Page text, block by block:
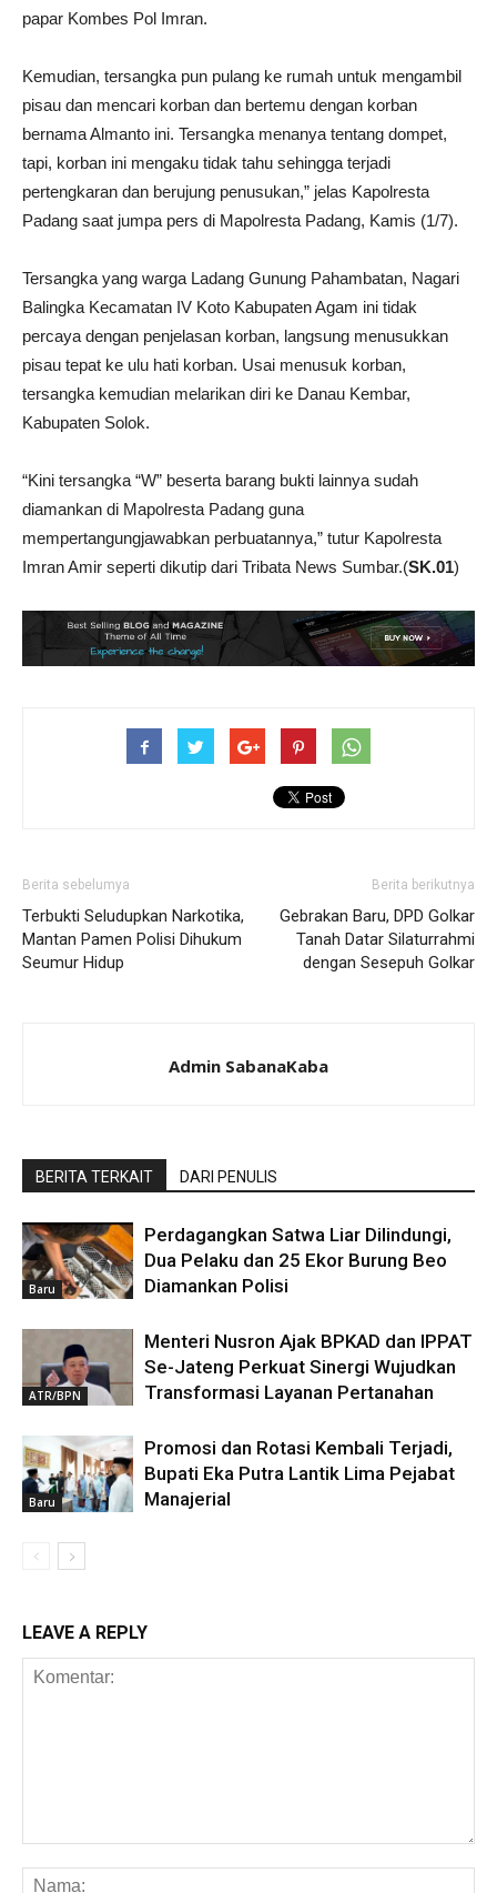
papar Kombes Pol Imran.
Kemudian, tersangka pun pulang ke rumah untuk mengambil
pisau dan mencari korban dan bertemu dengan korban
bernama Almanto ini. Tersangka menanya tentang dompet,
tapi, korban ini mengaku tidak tahu sehingga terjadi
pertengkaran dan berujung penusukan,” jelas Kapolresta
Padang saat jumpa pers di Mapolresta Padang, Kamis (1/7).
Tersangka yang warga Ladang Gunung Pahambatan, Nagari
Balingka Kecamatan IV Koto Kabupaten Agam ini tidak
percaya dengan penjelasan korban, langsung menusukkan
pisau tepat ke ulu hati korban. Usai menusuk korban,
tersangka kemudian melarikan diri ke Danau Kembar,
Kabupaten Solok.
“Kini tersangka “W” beserta barang bukti lainnya sudah
diamankan di Mapolresta Padang guna
mempertangungjawabkan perbuatannya,” tutur Kapolresta
Imran Amir seperti dikutip dari Tribata News Sumbar.(SK.01)
Berita sebelumya
Terbukti Seludupkan Narkotika,
Mantan Pamen Polisi Dihukum
Seumur Hidup
Berita berikutnya
Gebrakan Baru, DPD Golkar
Tanah Datar Silaturrahmi
dengan Sesepuh Golkar
Admin SabanaKaba
BERITA TERKAIT DARI PENULIS
Baru
Perdagangkan Satwa Liar Dilindungi,
Dua Pelaku dan 25 Ekor Burung Beo
Diamankan Polisi
ATR/BPN
Menteri Nusron Ajak BPKAD dan IPPAT
Se-Jateng Perkuat Sinergi Wujudkan
Transformasi Layanan Pertanahan
Baru
Promosi dan Rotasi Kembali Terjadi,
Bupati Eka Putra Lantik Lima Pejabat
Manajerial
LEAVE A REPLY